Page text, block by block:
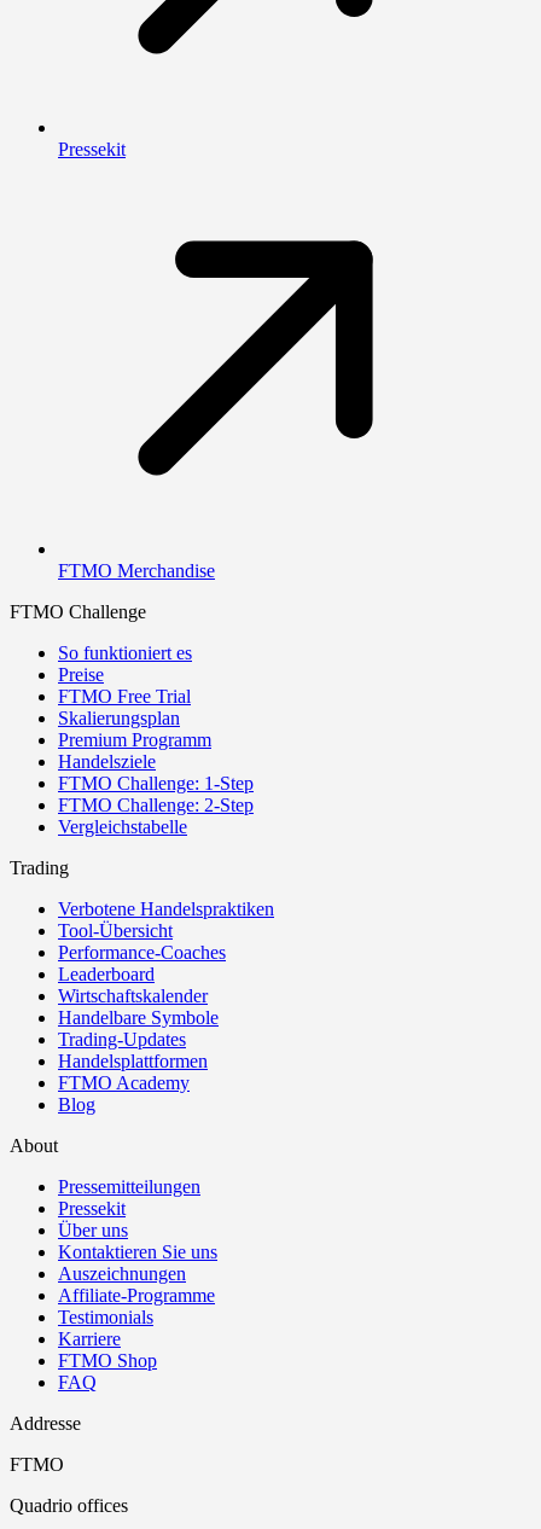
Pressekit
FTMO Merchandise
FTMO Challenge
So funktioniert es
Preise
FTMO Free Trial
Skalierungsplan
Premium Programm
Handelsziele
FTMO Challenge: 1-Step
FTMO Challenge: 2-Step
Vergleichstabelle
Trading
Verbotene Handelspraktiken
Tool-Übersicht
Performance-Coaches
Leaderboard
Wirtschaftskalender
Handelbare Symbole
Trading-Updates
Handelsplattformen
FTMO Academy
Blog
About
Pressemitteilungen
Pressekit
Über uns
Kontaktieren Sie uns
Auszeichnungen
Affiliate-Programme
Testimonials
Karriere
FTMO Shop
FAQ
Addresse
FTMO
Quadrio offices